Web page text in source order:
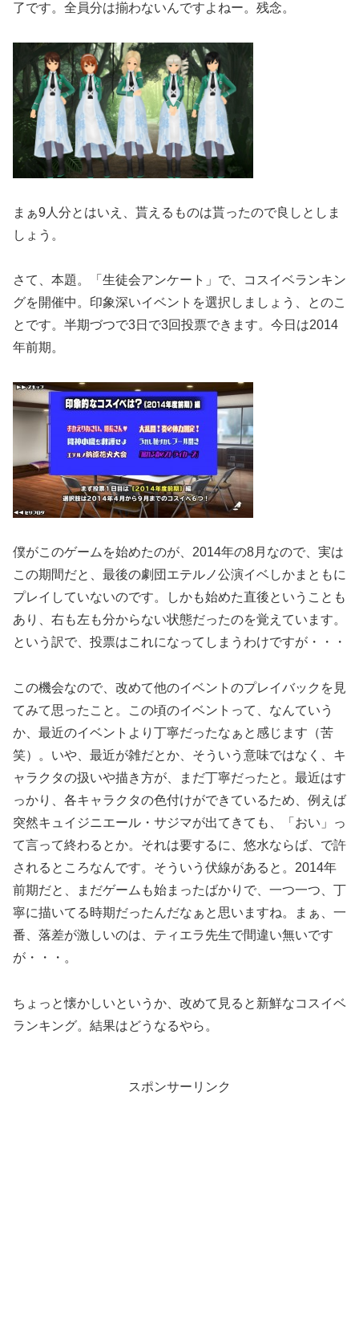
了です。全員分は揃わないんですよねー。残念。
まぁ9人分とはいえ、貰えるものは貰ったので良しとしま
しょう。
さて、本題。「生徒会アンケート」で、コスイベランキン
グを開催中。印象深いイベントを選択しましょう、とのこ
とです。半期づつで3日で3回投票できます。今日は2014
年前期。
僕がこのゲームを始めたのが、2014年の8月なので、実は
この期間だと、最後の劇団エテルノ公演イベしかまともに
プレイしていないのです。しかも始めた直後ということも
あり、右も左も分からない状態だったのを覚えています。
という訳で、投票はこれになってしまうわけですが・・・
この機会なので、改めて他のイベントのプレイバックを見
てみて思ったこと。この頃のイベントって、なんていう
か、最近のイベントより丁寧だったなぁと感じます（苦
笑）。いや、最近が雑だとか、そういう意味ではなく、キ
ャラクタの扱いや描き方が、まだ丁寧だったと。最近はす
っかり、各キャラクタの色付けができているため、例えば
突然キュイジニエール・サジマが出てきても、「おい」っ
て言って終わるとか。それは要するに、悠水ならば、で許
されるところなんです。そういう伏線があると。2014年
前期だと、まだゲームも始まったばかりで、一つ一つ、丁
寧に描いてる時期だったんだなぁと思いますね。まぁ、一
番、落差が激しいのは、ティエラ先生で間違い無いです
が・・・。
ちょっと懐かしいというか、改めて見ると新鮮なコスイベ
ランキング。結果はどうなるやら。
スポンサーリンク